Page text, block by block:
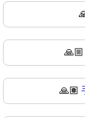
🙏🏼
🙏🏽